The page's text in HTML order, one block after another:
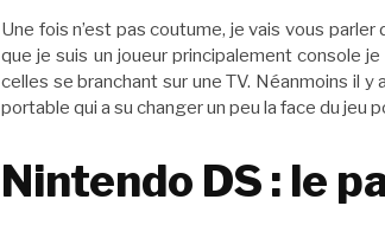
Une fois n’est pas coutume, je vais vous
que je suis un joueur principalement console
celles se branchant sur une TV. Néanmoins il y
portable qui a su changer un peu la face du jeu
Nintendo DS : le